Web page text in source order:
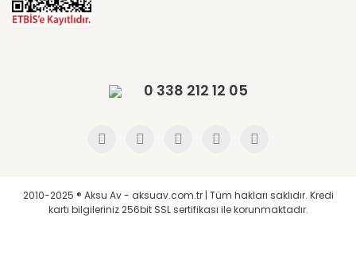
0 338 212 12 05
2010-2025 ® Aksu Av - aksuav.com.tr | Tüm hakları saklıdır. Kredi
kartı bilgileriniz 256bit SSL sertifikası ile korunmaktadır.